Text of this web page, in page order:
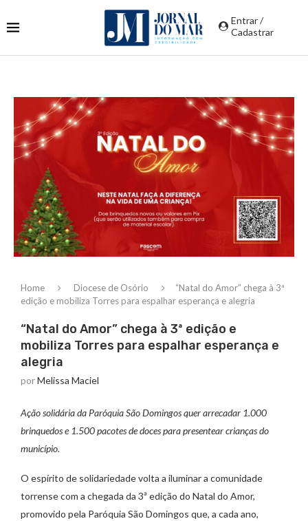
Entrar /
Cadastrar
Home Diocese de Osório
“Natal do Amor” chega à 3ª
edição e mobiliza Torres para espalhar esperança e alegria
“Natal do Amor” chega à 3ª edição e
mobiliza Torres para espalhar esperança e
alegria
porMelissa Maciel
Ação solidária da Paróquia São Domingos quer arrecadar 1.000
brinquedos e 1.500 pacotes de doces para presentear crianças do
município.
O espírito de solidariedade volta a iluminar a comunidade
torrense com a chegada da 3ª edição do Natal do Amor,
promovido pela Paróquia São Domingos que, a cada ano,